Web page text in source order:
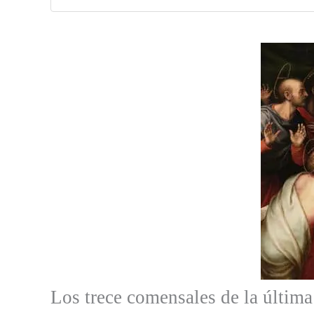
Los trece comensales de la